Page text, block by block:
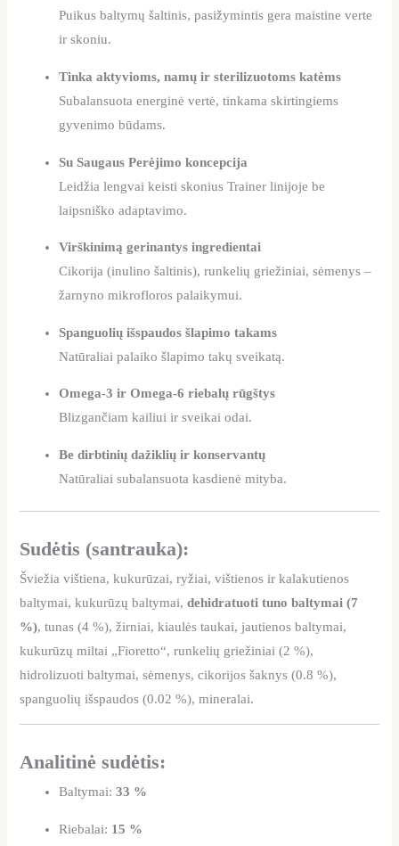
Puikus baltymų šaltinis, pasižymintis gera maistine verte
ir skoniu.
Tinka aktyvioms, namų ir sterilizuotoms katėms
Subalansuota energinė vertė, tinkama skirtingiems
gyvenimo būdams.
Su Saugaus Perėjimo koncepcija
Leidžia lengvai keisti skonius Trainer linijoje be
laipsniško adaptavimo.
Virškinimą gerinantys ingredientai
Cikorija (inulino šaltinis), runkelių griežiniai, sėmenys –
žarnyno mikrofloros palaikymui.
Spanguolių išspaudos šlapimo takams
Natūraliai palaiko šlapimo takų sveikatą.
Omega-3 ir Omega-6 riebalų rūgštys
Blizgančiam kailiui ir sveikai odai.
Be dirbtinių dažiklių ir konservantų
Natūraliai subalansuota kasdienė mityba.
Sudėtis (santrauka):
Šviežia vištiena, kukurūzai, ryžiai, vištienos ir kalakutienos
baltymai, kukurūzų baltymai,dehidratuoti tuno baltymai (7
%), tunas (4 %), žirniai, kiaulės taukai, jautienos baltymai,
kukurūzų miltai „Fioretto“, runkelių griežiniai (2 %),
hidrolizuoti baltymai, sėmenys, cikorijos šaknys (0.8 %),
spanguolių išspaudos (0.02 %), mineralai.
Analitinė sudėtis:
Baltymai:33 %
Riebalai: 15 %